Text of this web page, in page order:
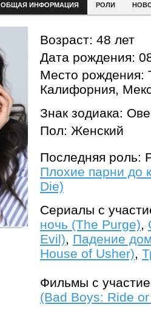
ОБЩАЯ ИНФОРМАЦИЯ РОЛИ
Возраст: 48 лет
Дата рождения:
Место рождения:
Калифорния,
Знак зодиака:
Пол: Женский
Последняя роль:
Плохие парни до
Die)
Сериалы с
ночь (The Purge),
Evil), Падение
House of Usher),
Фильмы с
(Bad Boys: Ride